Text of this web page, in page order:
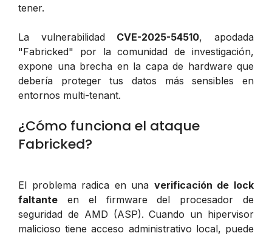
tener.
La vulnerabilidad CVE-2025-54510, apodada
"Fabricked" por la comunidad de investigación,
expone una brecha en la capa de hardware que
debería proteger tus datos más sensibles en
entornos multi-tenant.
¿Cómo funciona el ataque
Fabricked?
El problema radica en una verificación de lock
faltante en el firmware del procesador de
seguridad de AMD (ASP). Cuando un hipervisor
malicioso tiene acceso administrativo local, puede